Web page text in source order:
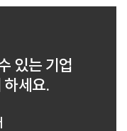
있는 기업
하세요.